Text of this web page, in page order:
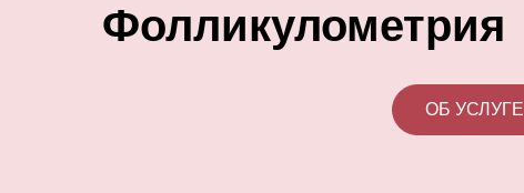
Фолликулометрия
ОБ УСЛУГЕ